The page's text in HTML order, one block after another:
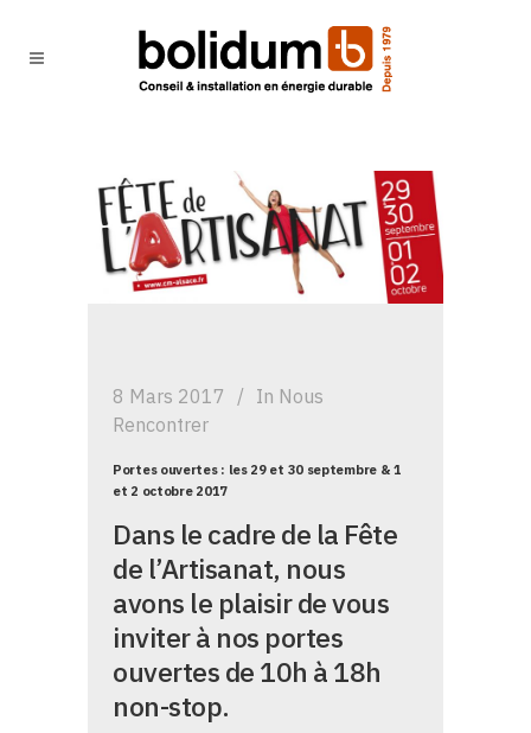
8 Mars 2017 In Nous
Rencontrer
Portes ouvertes : les 29 et 30 septembre & 1
et 2 octobre 2017
Dans le cadre de la Fête
de l’Artisanat, nous
avons le plaisir de vous
inviter à nos portes
ouvertes de 10h à 18h
non-stop.